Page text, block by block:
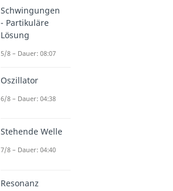
Schwingungen
- Partikuläre
Lösung
5/8 – Dauer: 08:07
Oszillator
6/8 – Dauer: 04:38
Stehende Welle
7/8 – Dauer: 04:40
Resonanz